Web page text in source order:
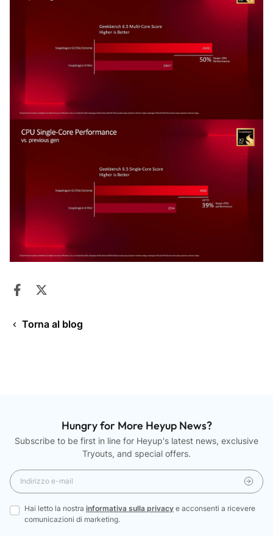
Condividi su Facebook
Si apre in una nuova finestra.
Torna al blog
Hungry for More Heyup News?
Subscribe to be first in line for Heyup's latest news, exclusive
Tryouts, and special offers.
Hai letto la nostra informativa sulla privacy e acconsenti a ricevere
comunicazioni di marketing.